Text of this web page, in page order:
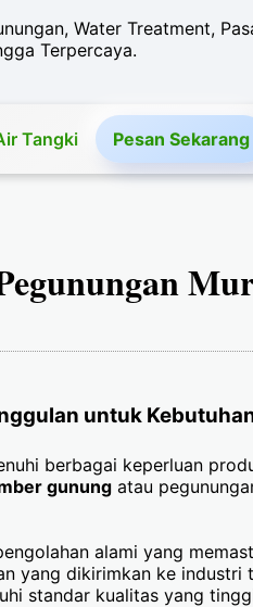
Water Treatment,
Terpercaya.
Tangki Pesan Sekarang
untuk
berbagai keperluan
gunung atau
alami yang
yang dikirimkan ke
standar kualitas yang